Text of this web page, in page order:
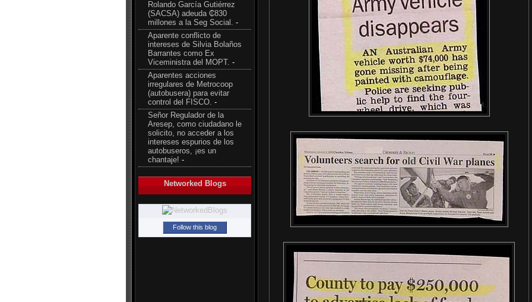
Rolando García Gutiérrez
(SACSA) adeuda ₵830
millones a la Seg Social. -
Aparente conflicto de
intereses de Silvia Bolaños
Barrantes como Ex
Viceministra del MOPT. -
Aparentes acciones
irregulares de Metrocoop
(autobusera) para evitar
control del FISCO. -
Señor Regulador de la
Aresep, como ciudadano le
solicito, no acceder a los
intereses espurios de los
autobuseros, ¡es un
chantaje! -
Networked Blogs
Follow this blog